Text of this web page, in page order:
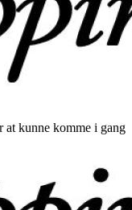
at kunne komme i gang